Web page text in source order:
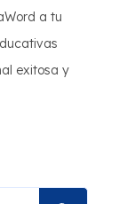
a tu
exitosa y